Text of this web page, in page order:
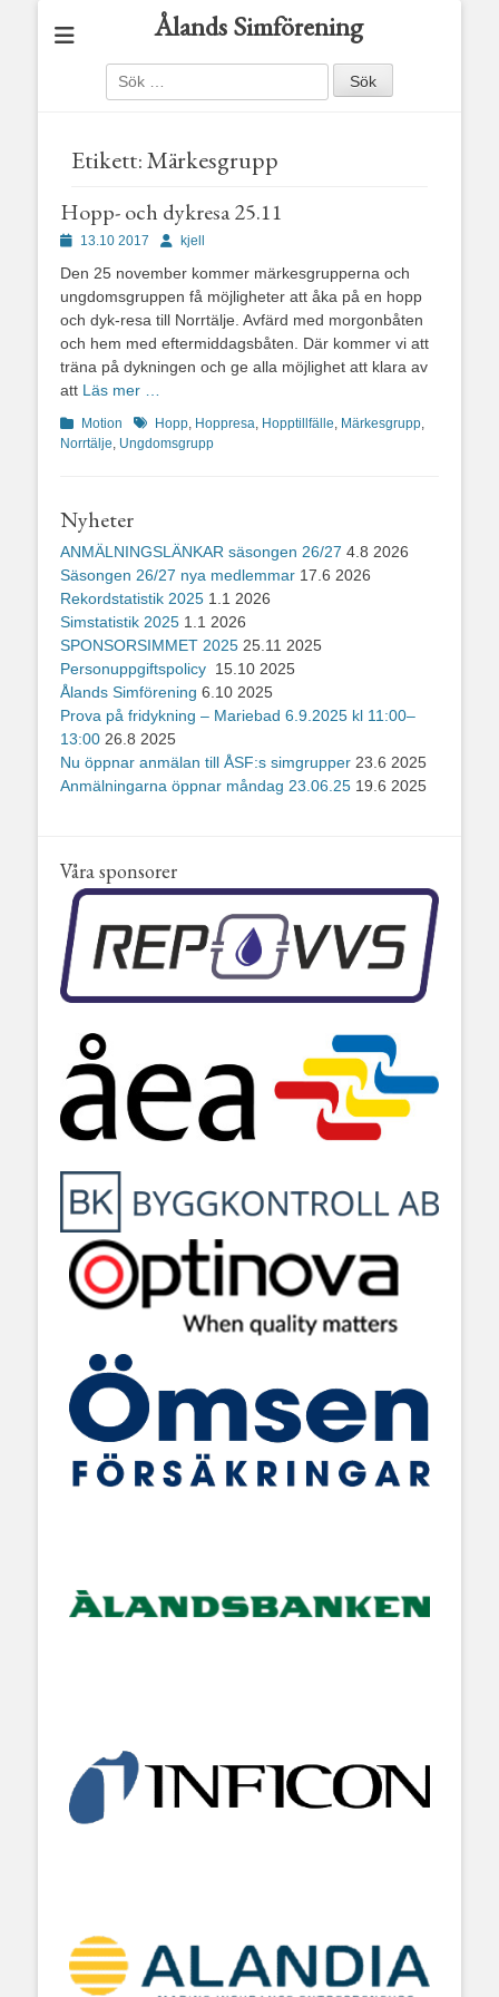
Ålands Simförening
Sök
efter:
Etikett:Märkesgrupp
Hopp- och dykresa 25.11
Publicerad
13.10 2017 Författare
kjell
Den 25 november kommer märkesgrupperna och
ungdomsgruppen få möjligheter att åka på en hopp
och dyk-resa till Norrtälje. Avfärd med morgonbåten
och hem med eftermiddagsbåten. Där kommer vi att
träna på dykningen och ge alla möjlighet att klara av
att Läs mer …
Kategorier
Motion Etiketter
Hopp, Hoppresa, Hopptillfälle, Märkesgrupp,
Norrtälje, Ungdomsgrupp
Nyheter
ANMÄLNINGSLÄNKAR säsongen 26/27 4.8 2026
Säsongen 26/27 nya medlemmar 17.6 2026
Rekordstatistik 2025 1.1 2026
Simstatistik 2025 1.1 2026
SPONSORSIMMET 2025 25.11 2025
Personuppgiftspolicy 15.10 2025
Ålands Simförening 6.10 2025
Prova på fridykning – Mariebad 6.9.2025 kl 11:00–
13:00 26.8 2025
Nu öppnar anmälan till ÅSF:s simgrupper 23.6 2025
Anmälningarna öppnar måndag 23.06.25 19.6 2025
Våra sponsorer